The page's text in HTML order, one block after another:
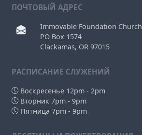
ПОЧТОВЫЙ АДРЕС
Immovable Foundation Church
PO Box 1574
Clackamas, OR 97015
РAСПИСАНИЕ СЛУЖЕНИЙ
Воскресенье 12pm - 2pm
Вторник 7pm - 9pm
Пятница 7pm - 9pm